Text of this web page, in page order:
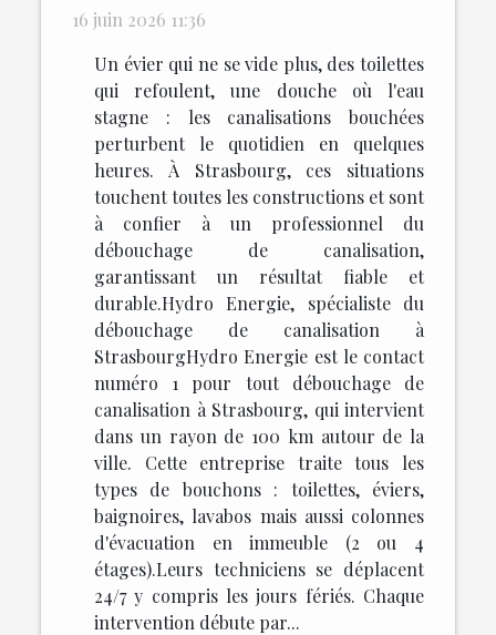
16 juin 2026 11:36
Un évier qui ne se vide plus, des toilettes
qui refoulent, une douche où l'eau
stagne : les canalisations bouchées
perturbent le quotidien en quelques
heures. À Strasbourg, ces situations
touchent toutes les constructions et sont
à confier à un professionnel du
débouchage de canalisation,
garantissant un résultat fiable et
durable.Hydro Energie, spécialiste du
débouchage de canalisation à
StrasbourgHydro Energie est le contact
numéro 1 pour tout débouchage de
canalisation à Strasbourg, qui intervient
dans un rayon de 100 km autour de la
ville. Cette entreprise traite tous les
types de bouchons : toilettes, éviers,
baignoires, lavabos mais aussi colonnes
d'évacuation en immeuble (2 ou 4
étages).Leurs techniciens se déplacent
24/7 y compris les jours fériés. Chaque
intervention débute par...